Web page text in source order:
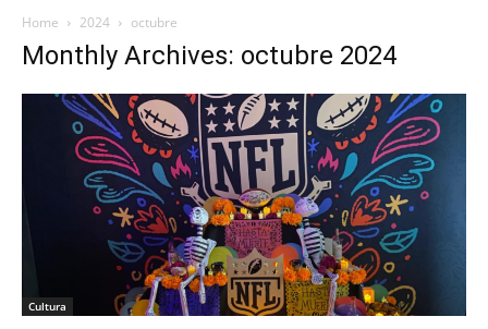
Home 2024 octubre
Monthly Archives: octubre 2024
Cultura